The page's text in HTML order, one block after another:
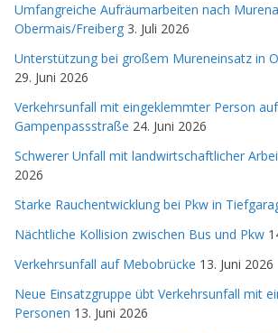
Umfangreiche Aufräumarbeiten nach
Obermais/Freiberg 3. Juli 2026
Unterstützung bei großem Mureneinsatz in
29. Juni 2026
Verkehrsunfall mit eingeklemmter Person auf
Gampenpassstraße 24. Juni 2026
Schwerer Unfall mit landwirtschaftlicher
2026
Starke Rauchentwicklung bei Pkw in
Nächtliche Kollision zwischen Bus und Pkw
Verkehrsunfall auf Mebobrücke 13. Juni 2026
Neue Einsatzgruppe übt Verkehrsunfall mit
Personen 13. Juni 2026